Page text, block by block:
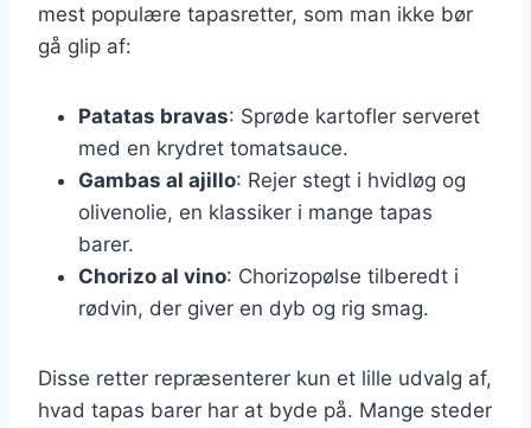
mest populære tapasretter, som man ikke bør
gå glip af:
Patatas bravas: Sprøde kartofler serveret
med en krydret tomatsauce.
Gambas al ajillo: Rejer stegt i hvidløg og
olivenolie, en klassiker i mange tapas
barer.
Chorizo al vino: Chorizopølse tilberedt i
rødvin, der giver en dyb og rig smag.
Disse retter repræsenterer kun et lille udvalg af,
hvad tapas barer har at byde på. Mange steder